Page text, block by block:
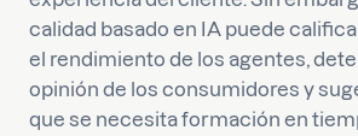
calidad basado en IA puede
el rendimiento de los agentes,
opinión de los consumidores y
que se necesita formación en